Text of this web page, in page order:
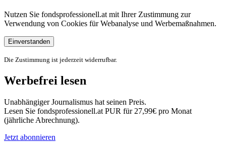
Nutzen Sie fondsprofessionell.at mit Ihrer Zustimmung zur
Verwendung von Cookies für Webanalyse und Werbemaßnahmen.
Einverstanden
Die Zustimmung ist jederzeit widerrufbar.
Werbefrei lesen
Unabhängiger Journalismus hat seinen Preis.
Lesen Sie fondsprofessionell.at PUR für 27,99€ pro Monat
(jährliche Abrechnung).
Jetzt abonnieren